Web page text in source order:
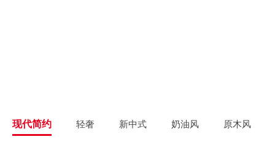
现代简约 轻奢 新中式 奶油风 原木风